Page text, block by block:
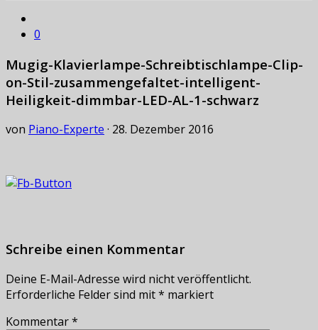
0
Mugig-Klavierlampe-Schreibtischlampe-Clip-
on-Stil-zusammengefaltet-intelligent-
Heiligkeit-dimmbar-LED-AL-1-schwarz
von Piano-Experte · 28. Dezember 2016
Schreibe einen Kommentar
Deine E-Mail-Adresse wird nicht veröffentlicht.
Erforderliche Felder sind mit* markiert
Kommentar*